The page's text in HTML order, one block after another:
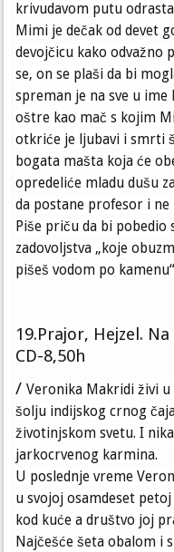
krivudavom putu
Mimi je dečak od devet
devojčicu kako odvažno
se, on se plaši da bi
spreman je na sve u ime
oštre kao mač s kojim
otkriće je ljubavi i smrti
bogata mašta koja će
opredeliće mladu dušu
da postane profesor i
Piše priču da bi
zadovoljstva „koje
pišeš vodom po
19.Prajor, Hejzel.
CD-8,50h
/Veronika Makridi živi
šolju indijskog crnog
životinjskom svetu. I
jarkocrvenog karmina.
U poslednje vreme
u svojoj osamdeset
kod kuće a društvo joj
Najčešće šeta obalom i